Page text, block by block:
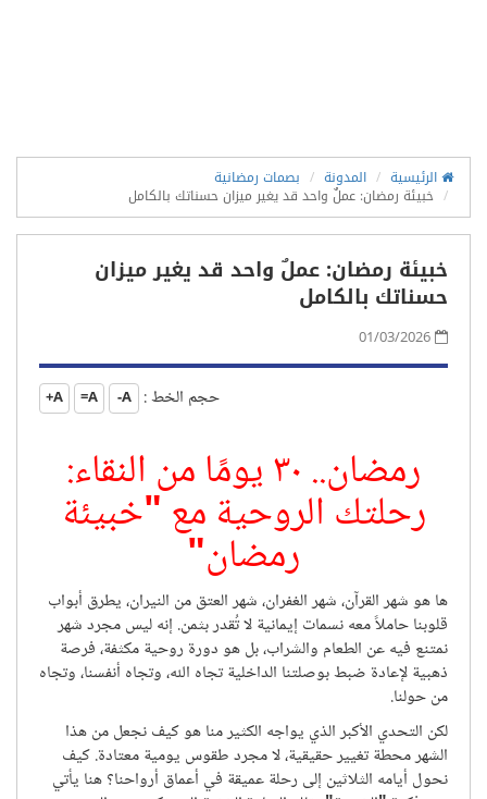
الرئيسية المدونة بصمات رمضانية
خبيئة رمضان: عملٌ واحد قد يغير ميزان حسناتك بالكامل
خبيئة رمضان: عملٌ واحد قد يغير ميزان
حسناتك بالكامل
حجم الخط : A-
A=
A+
رمضان.. ٣٠ يومًا من النقاء:
رحلتك الروحية مع "خبيئة
رمضان
ها هو شهر القرآن، شهر الغفران، شهر العتق من النيران، يطرق أبواب
قلوبنا حاملاً معه نسمات إيمانية لا تُقدر بثمن. إنه ليس مجرد شهر
نمتنع فيه عن الطعام والشراب، بل هو دورة روحية مكثفة، فرصة
ذهبية لإعادة ضبط بوصلتنا الداخلية تجاه الله، وتجاه أنفسنا، وتجاه
من حولنا.
لكن التحدي الأكبر الذي يواجه الكثير منا هو كيف نجعل من هذا
الشهر محطة تغيير حقيقية، لا مجرد طقوس يومية معتادة. كيف